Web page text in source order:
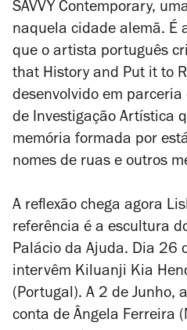
SAVVY Contemporary,
naquela cidade alemã. É
que o artista português
that History and Put it to
desenvolvido em parceria
de Investigação Artística
memória formada por
nomes de ruas e outros
A reflexão chega agora
referência é a escultura
Palácio da Ajuda. Dia 26
intervêm Kiluanji Kia
(Portugal). A 2 de Junho,
conta de Ângela Ferreira